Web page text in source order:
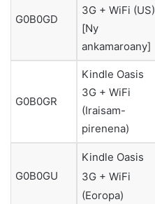
G0B0GD
3G + WiFi (US)
[Ny
ankamaroany]
G0B0GR
Kindle Oasis
3G + WiFi
(Iraisam-
pirenena)
G0B0GU
Kindle Oasis
3G + WiFi
(Eoropa)